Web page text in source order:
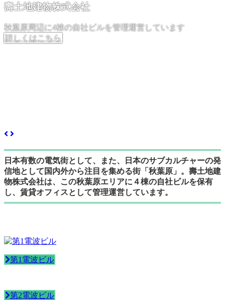
壽土地建物株式会社
秋葉原周辺に4棟の自社ビルを管理運営しています
詳しくはこちら
日本有数の電気街として、また、日本のサブカルチャーの発
信地として国内外から注目を集める街「秋葉原」。壽土地建
物株式会社は、この秋葉原エリアに４棟の自社ビルを保有
し、賃貸オフィスとして管理運営しています。
第1電波ビル
第2電波ビル